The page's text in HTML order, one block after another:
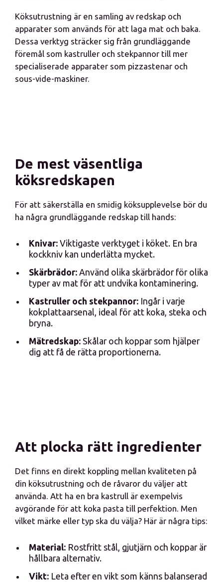
Köksutrustning är en samling av redskap och
apparater som används för att laga mat och baka.
Dessa verktyg sträcker sig från grundläggande
föremål som kastruller och stekpannor till mer
specialiserade apparater som pizzastenar och
sous-vide-maskiner.
De mest väsentliga
köksredskapen
För att säkerställa en smidig köksupplevelse bör du
ha några grundläggande redskap till hands:
Knivar: Viktigaste verktyget i köket. En bra
kockkniv kan underlätta mycket.
Skärbrädor: Använd olika skärbrädor för olika
typer av mat för att undvika kontaminering.
Kastruller och stekpannor: Ingår i varje
kokplattaarsenal, ideal för att koka, steka och
bryna.
Mätredskap: Skålar och koppar som hjälper
dig att få de rätta proportionerna.
Att plocka rätt ingredienter
Det finns en direkt koppling mellan kvaliteten på
din köksutrustning och de råvaror du väljer att
använda. Att ha en bra kastrull är exempelvis
avgörande för att koka pasta till perfektion. Men
vilket märke eller typ ska du välja? Här är några tips:
Material: Rostfritt stål, gjutjärn och koppar är
hållbara alternativ.
Vikt: Leta efter en vikt som känns balanserad